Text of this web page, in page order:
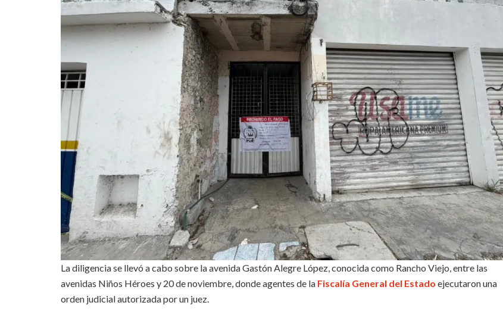
La diligencia se llevó a cabo sobre la avenida Gastón Alegre López, conocida como Rancho Viejo, entre las
avenidas Niños Héroes y 20 de noviembre, donde agentes de la Fiscalía General del Estado ejecutaron una
orden judicial autorizada por un juez.